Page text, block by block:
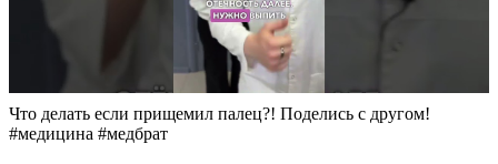
Что делать если прищемил палец?! Поделись с другом!
#медицина #медбрат